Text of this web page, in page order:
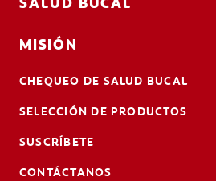
MISIÓN
CHEQUEO DE SALUD BUCAL
SELECCIÓN DE PRODUCTOS
SUSCRÍBETE
CONTÁCTANOS